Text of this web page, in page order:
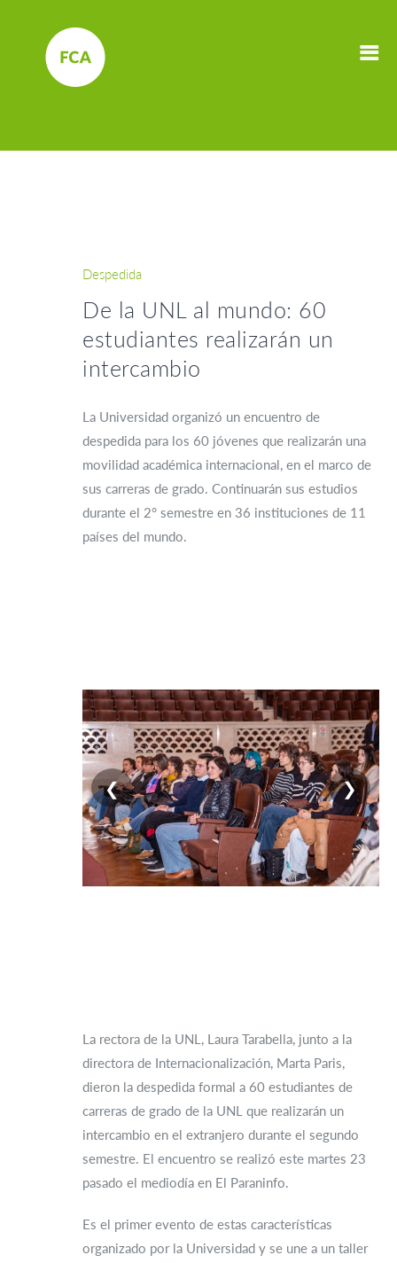
Despedida
De la UNL al mundo: 60
estudiantes realizarán un
intercambio
La Universidad organizó un encuentro de
despedida para los 60 jóvenes que realizarán una
movilidad académica internacional, en el marco de
sus carreras de grado. Continuarán sus estudios
durante el 2° semestre en 36 instituciones de 11
países del mundo.
❮ ❯
La rectora de la UNL, Laura Tarabella, junto a la
directora de Internacionalización, Marta Paris,
dieron la despedida formal a 60 estudiantes de
carreras de grado de la UNL que realizarán un
intercambio en el extranjero durante el segundo
semestre. El encuentro se realizó este martes 23
pasado el mediodía en El Paraninfo.
Es el primer evento de estas características
organizado por la Universidad y se une a un taller